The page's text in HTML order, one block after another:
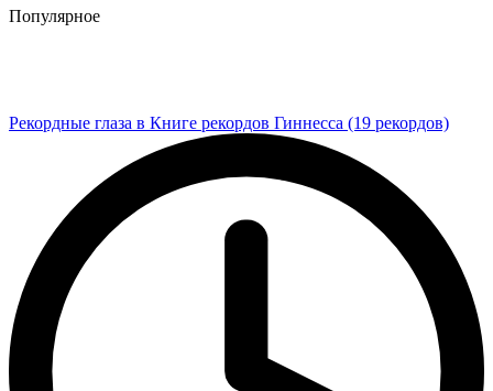
Популярное
Рекордные глаза в Книге рекордов Гиннесса (19 рекордов)